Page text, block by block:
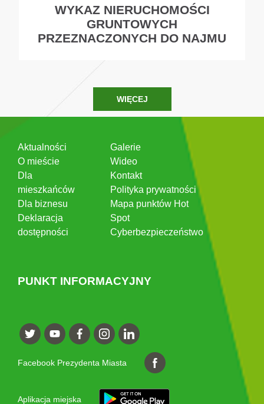
WYKAZ NIERUCHOMOŚCI
GRUNTOWYCH
PRZEZNACZONYCH DO NAJMU
WIĘCEJ
Aktualności
O mieście
Dla
mieszkańców
Dla biznesu
Deklaracja
dostępności
Galerie
Wideo
Kontakt
Polityka prywatności
Mapa punktów Hot
Spot
Cyberbezpieczeństwo
PUNKT INFORMACYJNY
Facebook Prezydenta Miasta
Aplikacja miejska